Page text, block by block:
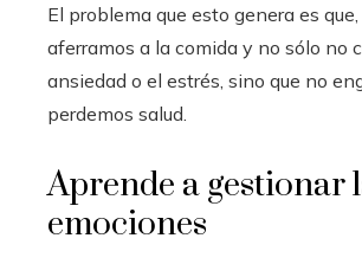
El problema que esto genera es
aferramos a la comida y no sólo no
ansiedad o el estrés, sino que no
perdemos salud.
Aprende a gestionar
emociones